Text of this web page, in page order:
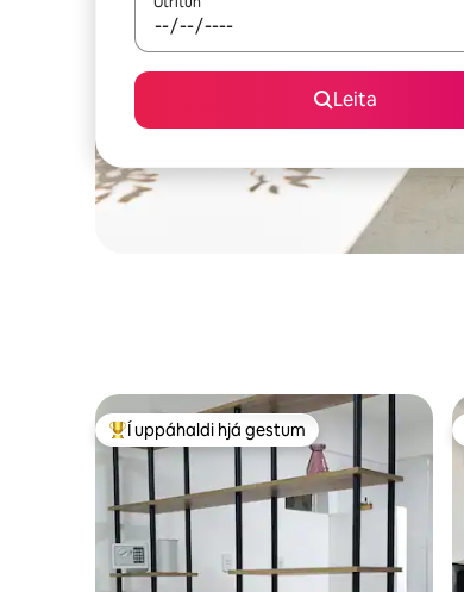
Leita
Í mestu uppáhaldi hjá gestum
Í uppáhaldi hjá gestum